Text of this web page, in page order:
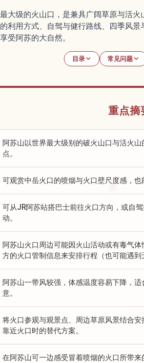
大级的火山口，是兼具广阔草原与活
利用方式、自驾与健行路线、四季风
受阿苏的大自然。
目录 常见问题
重点摘
阿苏山以世界最大级别的破火山口与活火
点。
可观赏中岳火口的喷烟与火口壁尺度感，
可从JR阿苏站搭巴士前往火口方向，或自
动。
阿苏山火口周边可能因火山活动或有毒气
方的火口管制信息来安排行程（也可能遇到
阿苏山一带风较强，体感温度容易下降，
意。
将火口参观与观景点、周边草原风景结合
靠近火口时的替代方案。
在阿苏山可一边感受冒着喷烟的火口所带来